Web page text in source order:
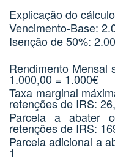
Explicação do cálculo
Vencimento-Base:
Isenção de 50%:
Rendimento Mensal
1.000,00 = 1.000€
Taxa marginal
retenções de IRS:
Parcela a abater
retenções de IRS:
Parcela adicional a
1